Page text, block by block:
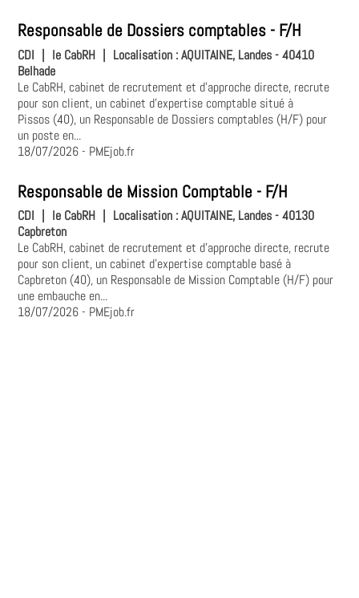
Responsable de Dossiers comptables - F/H
CDI | le CabRH | Localisation :AQUITAINE, Landes - 40410
Belhade
Le CabRH, cabinet de recrutement et d’approche directe, recrute
pour son client, un cabinet d’expertise comptable situé à
Pissos (40), un Responsable de Dossiers comptables (H/F) pour
un poste en...
18/07/2026- PMEjob.fr
Responsable de Mission Comptable - F/H
CDI le CabRH Localisation :AQUITAINE, Landes - 40130
Capbreton
Le CabRH, cabinet de recrutement et d’approche directe, recrute
pour son client, un cabinet d’expertise comptable basé à
Capbreton (40), un Responsable de Mission Comptable (H/F) pour
une embauche en...
18/07/2026- PMEjob.fr